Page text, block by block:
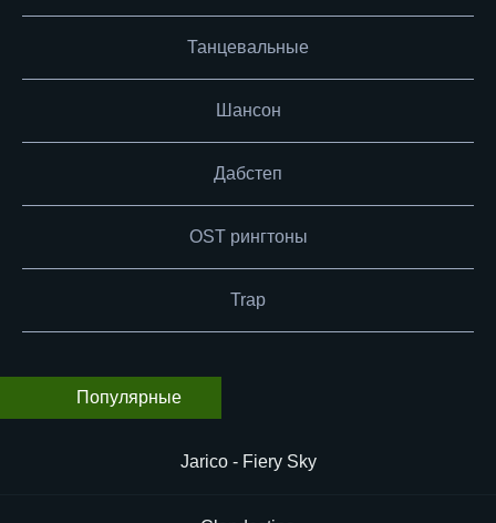
Танцевальные
Шансон
Дабстеп
OST рингтоны
Trap
Популярные
Jarico - Fiery Sky